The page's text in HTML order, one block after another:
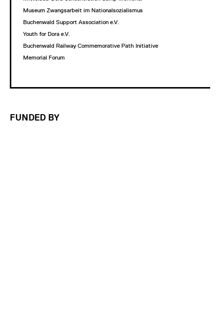
Museum Zwangsarbeit im Nationalsozialismus
Buchenwald Support Association e.V.
Youth for Dora e.V.
Buchenwald Railway Commemorative Path Initiative
Memorial Forum
FUNDED BY